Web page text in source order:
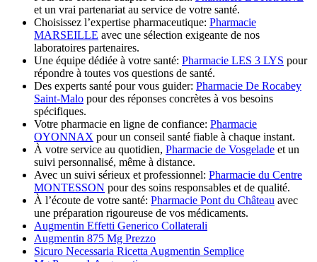
et un vrai partenariat au service de votre santé.
Choisissez l’expertise pharmaceutique: Pharmacie
MARSEILLE avec une sélection exigeante de nos
laboratoires partenaires.
Une équipe dédiée à votre santé: Pharmacie LES 3 LYS pour
répondre à toutes vos questions de santé.
Des experts santé pour vous guider: Pharmacie De Rocabey
Saint-Malo pour des réponses concrètes à vos besoins
spécifiques.
Votre pharmacie en ligne de confiance: Pharmacie
OYONNAX pour un conseil santé fiable à chaque instant.
À votre service au quotidien, Pharmacie de Vosgelade et un
suivi personnalisé, même à distance.
Avec un suivi sérieux et professionnel: Pharmacie du Centre
MONTESSON pour des soins responsables et de qualité.
À l’écoute de votre santé: Pharmacie Pont du Château avec
une préparation rigoureuse de vos médicaments.
Augmentin Effetti Generico Collaterali
Augmentin 875 Mg Prezzo
Sicuro Necessaria Ricetta Augmentin Semplice